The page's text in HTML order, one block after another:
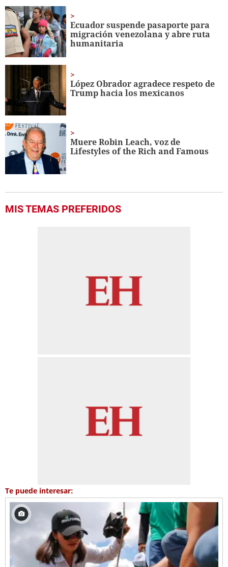
1
minute,
56
seconds
Ecuador suspende pasaporte para
migración venezolana y abre ruta
humanitaria
López Obrador agradece respeto de
Trump hacia los mexicanos
Muere Robin Leach, voz de
Lifestyles of the Rich and Famous
MIS TEMAS PREFERIDOS
Te puede interesar: